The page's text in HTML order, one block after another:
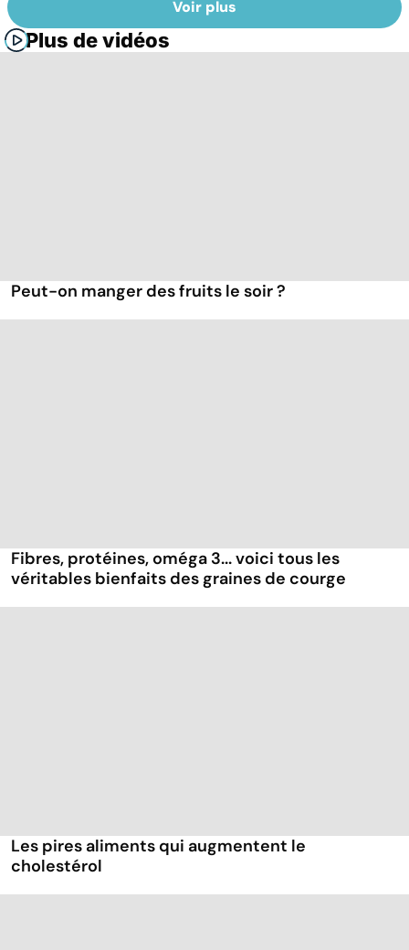
Voir plus
Plus de vidéos
Peut-on manger des fruits le soir ?
Fibres, protéines, oméga 3... voici tous les
véritables bienfaits des graines de courge
Les pires aliments qui augmentent le
cholestérol